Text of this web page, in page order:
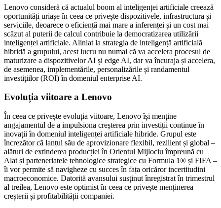
Lenovo consideră că actualul boom al inteligenței artificiale creează
oportunități uriașe în ceea ce privește dispozitivele, infrastructura și
serviciile, deoarece o eficiență mai mare a inferenței și un cost mai
scăzut al puterii de calcul contribuie la democratizarea utilizării
inteligenței artificiale. Aliniat la strategia de inteligență artificială
hibridă a grupului, acest lucru nu numai că va accelera procesul de
maturizare a dispozitivelor AI și edge AI, dar va încuraja și accelera,
de asemenea, implementările, personalizările și randamentul
investițiilor (ROI) în domeniul enterprise AI.
Evoluția viitoare a Lenovo
În ceea ce privește evoluția viitoare, Lenovo își menține
angajamentul de a impulsiona creșterea prin investiții continue în
inovații în domeniul inteligenței artificiale hibride. Grupul este
încrezător că lanțul său de aprovizionare flexibil, rezilient și global –
alături de extinderea producției în Orientul Mijlociu împreună cu
Alat și parteneriatele tehnologice strategice cu Formula 1® și FIFA –
îi vor permite să navigheze cu succes în fața oricăror incertitudini
macroeconomice. Datorită avansului susținut înregistrat în trimestrul
al treilea, Lenovo este optimist în ceea ce privește menținerea
creșterii și profitabilității companiei.